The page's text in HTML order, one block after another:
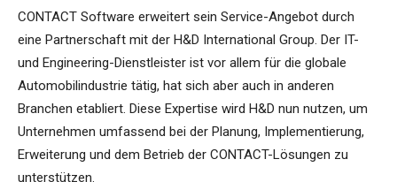
CONTACT Software erweitert sein Service-Angebot durch
eine Partnerschaft mit der H&D International Group. Der IT-
und Engineering-Dienstleister ist vor allem für die globale
Automobilindustrie tätig, hat sich aber auch in anderen
Branchen etabliert. Diese Expertise wird H&D nun nutzen, um
Unternehmen umfassend bei der Planung, Implementierung,
Erweiterung und dem Betrieb der CONTACT-Lösungen zu
unterstützen.